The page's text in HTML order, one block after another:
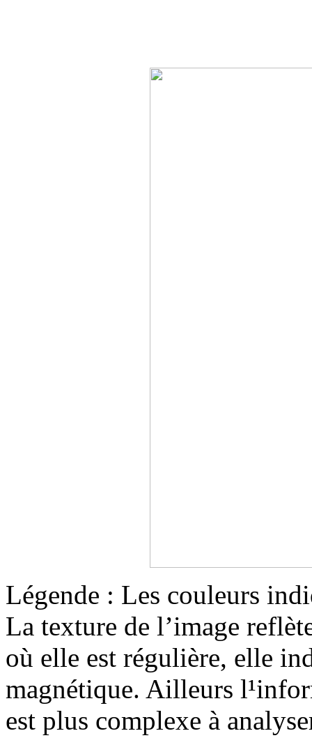
Légende : Les couleurs
La texture de l’image
où elle est régulière, elle
magnétique. Ailleurs
est plus complexe à